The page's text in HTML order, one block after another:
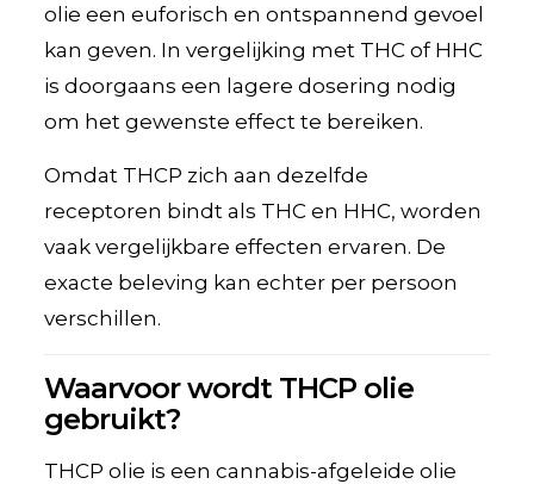
olie een euforisch en ontspannend gevoel
kan geven. In vergelijking met THC of HHC
is doorgaans een lagere dosering nodig
om het gewenste effect te bereiken.
Omdat THCP zich aan dezelfde
receptoren bindt als THC en HHC, worden
vaak vergelijkbare effecten ervaren. De
exacte beleving kan echter per persoon
verschillen.
Waarvoor wordt THCP olie
gebruikt?
THCP olie is een cannabis-afgeleide olie